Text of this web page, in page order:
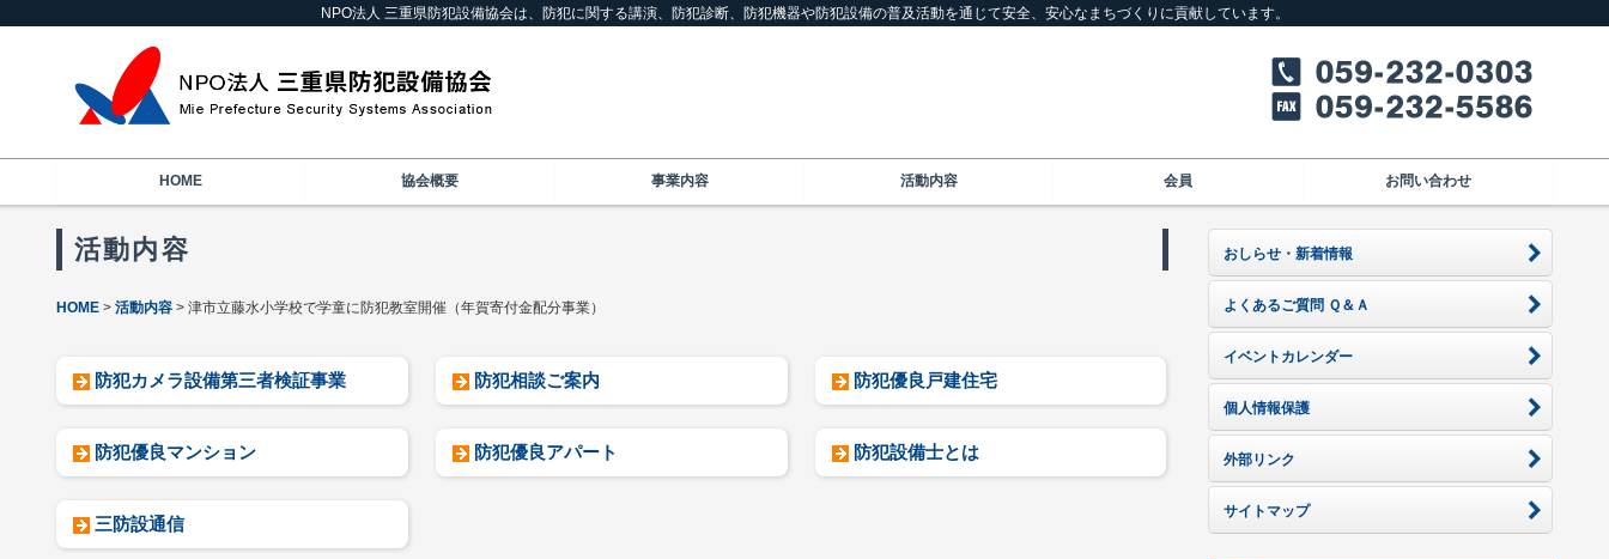
NPO法人 三重県防犯設備協会は、防犯に関する講演、防犯診断、防犯機器や防犯設備の普及活動を通じて安全、安心なまちづくりに貢献しています。
HOME 協会概要 事業内容 活動内容 会員 お問い合わせ
活動内容
HOME 活動内容 津市立藤水小学校で学童に防犯教室開催（年賀寄付金配分事業）
防犯カメラ設備第三者検証事業 防犯相談ご案内 防犯優良戸建住宅
防犯優良マンション 防犯優良アパート 防犯設備士とは
三防設通信
おしらせ・新着情報
よくあるご質問 Ｑ＆Ａ
イベントカレンダー
個人情報保護
外部リンク
サイトマップ